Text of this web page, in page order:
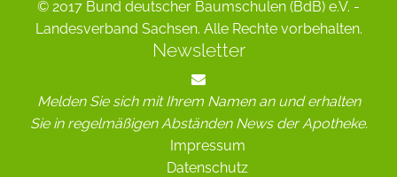
© 2017 Bund deutscher Baumschulen (BdB) e.V. -
Landesverband Sachsen. Alle Rechte vorbehalten.
Newsletter
Melden Sie sich mit Ihrem Namen an und erhalten
Sie in regelmäßigen Abständen News der Apotheke.
Impressum
Datenschutz